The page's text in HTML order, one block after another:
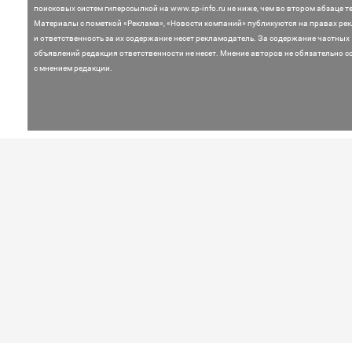
поисковых систем гиперссылкой на www.sp-info.ru не ниже, чем во втором абзаце
Материалы с пометкой «Реклама», «Новости компаний» публикуются на правах
и ответственность за их содержание несет рекламодатель. За содержание частных
объявлений редакция ответственности не несет. Мнениеавторов не обязательно
с мнением редакции.